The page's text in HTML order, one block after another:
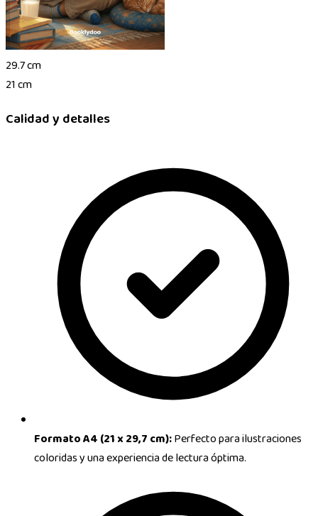
29.7 cm
21 cm
Calidad y detalles
Formato A4 (21 x 29,7 cm):Perfecto para ilustraciones
coloridas y una experiencia de lectura óptima.